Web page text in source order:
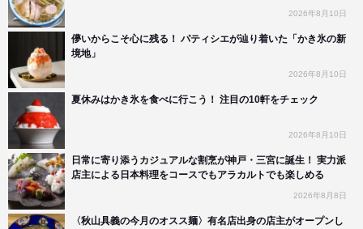
2026年8月10日
儚いからこそ心に残る！ パティシエが辿り着いた「かき氷の新
境地」
2026年8月10日
夏休みはかき氷を食べに行こう！ 注目の10軒をチェック
2026年8月10日
日常に寄り添うカジュアルな割烹が神戸・三宮に誕生！ 実力派
店主による日本料理をコースでもアラカルトでも楽しめる
2026年8月8日
〈秋山具義の今月のオスス麺〉有名店出身の店主がオープンし